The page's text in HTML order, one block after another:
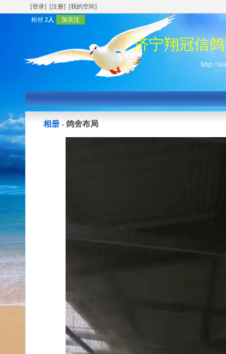
[登录] [注册]
[我的空间]
粉丝 2人 加关注
济宁翔冠信
http://
相册 - 鸽舍布局